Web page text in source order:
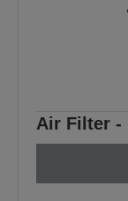
Air Filter -